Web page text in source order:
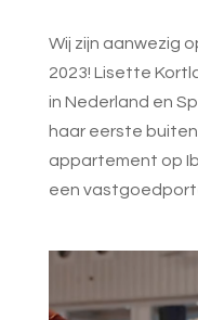
Wij zijn aanwezig
2023! Lisette
in Nederland en
haar eerste
appartement op
een